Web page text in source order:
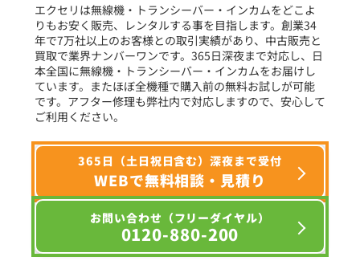
選択条件をリセット
エクセリは無線機・トランシーバー・インカムをどこよ
りもお安く販売、レンタルする事を目指します。創業34
年で7万社以上のお客様との取引実績があり、中古販売と
買取で業界ナンバーワンです。365日深夜まで対応し、日
本全国に無線機・トランシーバー・インカムをお届けし
ています。またほぼ全機種で購入前の無料お試しが可能
です。アフター修理も弊社内で対応しますので、安心して
ご利用ください。
365日（土日祝日含む）深夜まで受付
WEBで無料相談・見積り
お問い合わせ（フリーダイヤル）
0120-880-200